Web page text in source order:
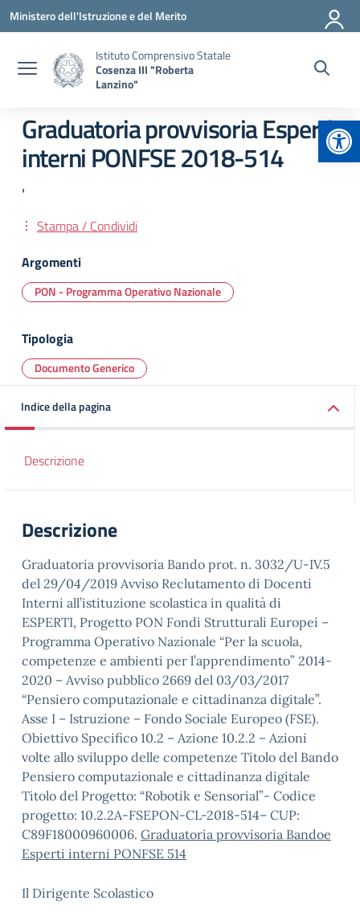
Vai ai contenuti
Vai al menu di navigazione
Vai al footer
Ministero dell'Istruzione e del Merito
Istituto Comprensivo Statale
Cosenza III "Roberta
Lanzino"
Graduatoria provvisoria Esperti
interni PONFSE 2018-514
'
Stampa / Condividi
Argomenti
PON - Programma Operativo Nazionale
Tipologia
Documento Generico
Indice della pagina
Descrizione
Descrizione
Graduatoria provvisoria Bando prot. n. 3032/U-IV.5
del 29/04/2019 Avviso Reclutamento di Docenti
Interni all’istituzione scolastica in qualità di
ESPERTI, Progetto PON Fondi Strutturali Europei –
Programma Operativo Nazionale “Per la scuola,
competenze e ambienti per l’apprendimento” 2014-
2020 – Avviso pubblico 2669 del 03/03/2017
“Pensiero computazionale e cittadinanza digitale”.
Asse I – Istruzione – Fondo Sociale Europeo (FSE).
Obiettivo Specifico 10.2 – Azione 10.2.2 – Azioni
volte allo sviluppo delle competenze Titolo del Bando
Pensiero computazionale e cittadinanza digitale
Titolo del Progetto: “Robotik e Sensorial”- Codice
progetto: 10.2.2A-FSEPON-CL-2018-514– CUP:
C89F18000960006. Graduatoria provvisoria Bandoe
Esperti interni PONFSE 514
Il Dirigente Scolastico